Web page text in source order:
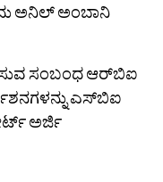
ಅನಿಲ್‌ ಅಂಬಾನಿ
ಸಂಬಂಧ ಆರ್‌ಬಿಐ
ಎಸ್‌ಬಿಐ
ಅರ್ಜಿ